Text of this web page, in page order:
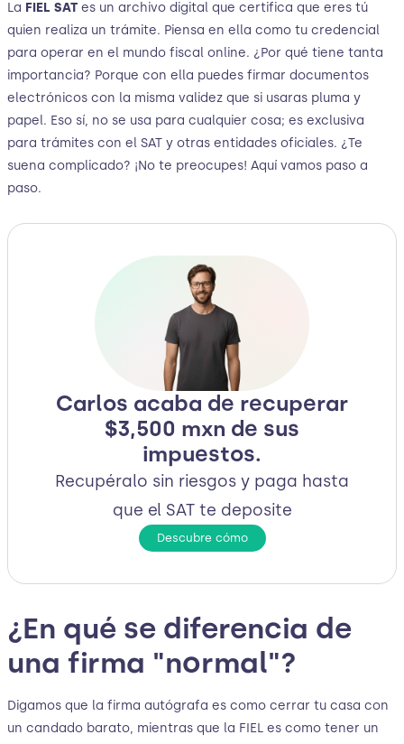
La FIEL SAT es un archivo digital que certifica que eres tú
quien realiza un trámite. Piensa en ella como tu credencial
para operar en el mundo fiscal online. ¿Por qué tiene tanta
importancia? Porque con ella puedes firmar documentos
electrónicos con la misma validez que si usaras pluma y
papel. Eso sí, no se usa para cualquier cosa; es exclusiva
para trámites con el SAT y otras entidades oficiales. ¿Te
suena complicado? ¡No te preocupes! Aquí vamos paso a
paso.
Carlos acaba de recuperar
$3,500 mxn de sus
impuestos.
Recupéralo sin riesgos y paga hasta
que el SAT te deposite
Descubre cómo
¿En qué se diferencia de
una firma "normal"?
Digamos que la firma autógrafa es como cerrar tu casa con
un candado barato, mientras que la FIEL es como tener un